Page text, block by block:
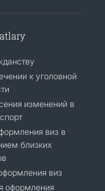
к уголовной
изменений в
виз в
близких
виз
оформления